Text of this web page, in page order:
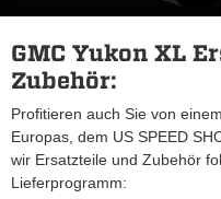
GMC Yukon XL
Zubehör:
Profitieren auch Sie von
Europas, dem US SPEED
wir Ersatzteile und Zubehör
Lieferprogramm: